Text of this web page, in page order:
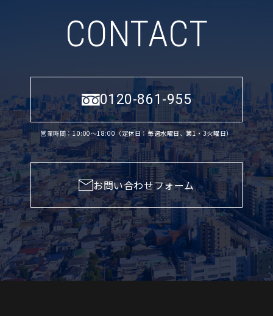
CONTACT
0120-861-955
営業時間：10:00〜18:00（定休日：毎週水曜日、第1・3火曜日）
お問い合わせフォーム